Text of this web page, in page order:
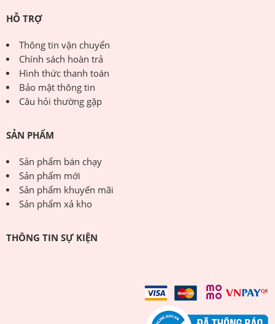
HỖ TRỢ
Thông tin vận chuyển
Chính sách hoàn trả
Hình thức thanh toán
Bảo mật thông tin
Câu hỏi thường gặp
SẢN PHẨM
Sản phẩm bán chạy
Sản phẩm mới
Sản phẩm khuyến mãi
Sản phẩm xả kho
THÔNG TIN SỰ KIỆN